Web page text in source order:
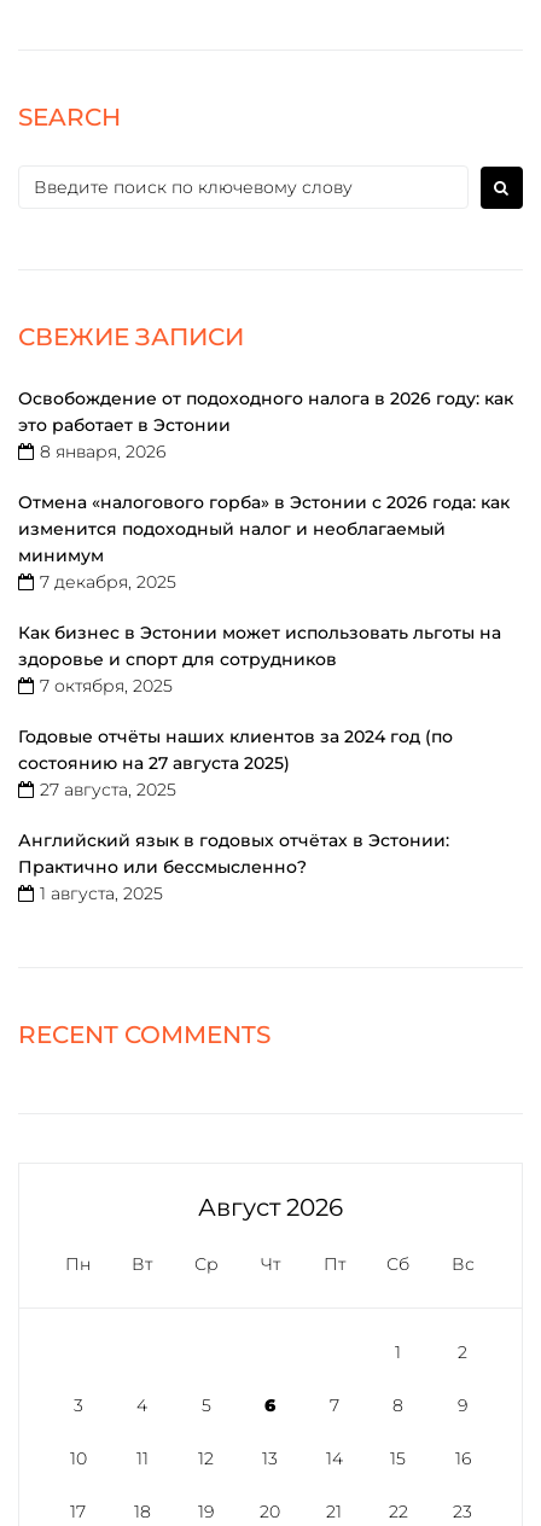
SEARCH
СВЕЖИЕ ЗАПИСИ
Освобождение от подоходного налога в 2026 году: как
это работает в Эстонии
8 января, 2026
Отмена «налогового горба» в Эстонии с 2026 года: как
изменится подоходный налог и необлагаемый
минимум
7 декабря, 2025
Как бизнес в Эстонии может использовать льготы на
здоровье и спорт для сотрудников
7 октября, 2025
Годовые отчёты наших клиентов за 2024 год (по
состоянию на 27 августа 2025)
27 августа, 2025
Английский язык в годовых отчётах в Эстонии:
Практично или бессмысленно?
1 августа, 2025
RECENT COMMENTS
Август 2026
Пн Вт Ср Чт Пт Сб Вс
1 2
3 4 5 6 7 8 9
10 11 12 13 14 15 16
17 18 19 20 21 22 23